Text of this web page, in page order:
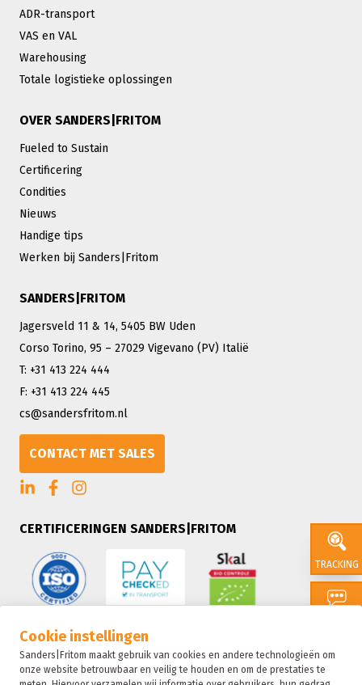
Cookie instellingen
Sanders|Fritom maakt gebruik van cookies en andere technologieën om
onze website betrouwbaar en veilig te houden en om de prestaties te
TRACKING
SALES
ADR-transport
VAS en VAL
Warehousing
Totale logistieke oplossingen
OVER SANDERS|FRITOM
Fueled to Sustain
Certificering
Condities
Nieuws
Handige tips
Werken bij Sanders|Fritom
SANDERS|FRITOM
Jagersveld 11 & 14, 5405 BW Uden
Corso Torino, 95 – 27029 Vigevano (PV) Italië
T: +31 413 224 444
F: +31 413 224 445
cs@sandersfritom.nl
CONTACT MET SALES
CERTIFICERINGEN SANDERS|FRITOM